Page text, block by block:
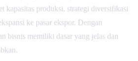
kapasitas produksi, strategi diversifikasi
ke pasar ekspor. Dengan
bisnis memiliki dasar yang jelas dan